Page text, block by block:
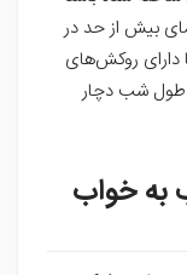
بیش از حد در
روکش‌های
طول شب دچار
به خواب